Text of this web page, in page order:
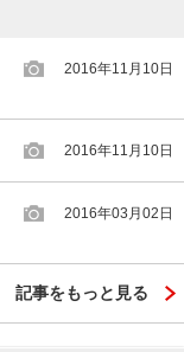
2016年11月10日
2016年11月10日
2016年03月02日
記事をもっと見る